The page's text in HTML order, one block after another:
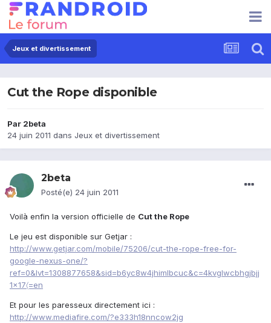
Jeux et divertissement
Cut the Rope disponible
Par 2beta
24 juin 2011 dans Jeux et divertissement
2beta
Posté(e) 24 juin 2011
Voilà enfin la version officielle de Cut the Rope
Le jeu est disponible sur Getjar :
http://www.getjar.com/mobile/75206/cut-the-rope-free-for-
google-nexus-one/?
ref=0&lvt=1308877658&sid=b6yc8w4jhimlbcuc&c=4kvglwcbhgjbjj
1x17〈=en
Et pour les paresseux directement ici :
http://www.mediafire.com/?e333h18nncow2jg